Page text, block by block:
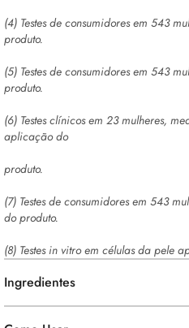
(4) Testes de consumidores em 543
produto.
(5) Testes de consumidores em 543
produto.
(6) Testes clínicos em 23 mulheres,
aplicação do
produto.
(7) Testes de consumidores em 543
do produto.
(8) Testes in vitro em células da pele
Ingredientes